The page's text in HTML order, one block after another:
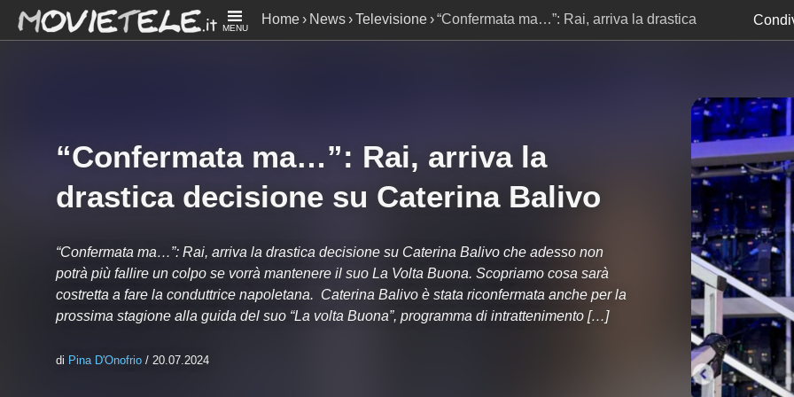
MENU
Home News Televisione
“Confermata ma…”: Rai, arriva la drastica
decisione su Caterina Balivo
“Confermata ma…”: Rai, arriva la
drastica decisione su Caterina Balivo
“Confermata ma…”: Rai, arriva la drastica decisione su Caterina Balivo che adesso non
potrà più fallire un colpo se vorrà mantenere il suo La Volta Buona. Scopriamo cosa sarà
costretta a fare la conduttrice napoletana. Caterina Balivo è stata riconfermata anche per la
prossima stagione alla guida del suo “La volta Buona”, programma di intrattenimento […]
di Pina D'Onofrio / 20.07.2024